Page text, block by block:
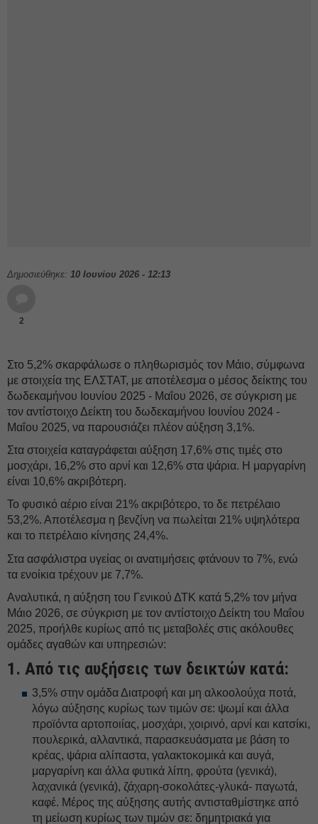
Δημοσιεύθηκε: 10 Ιουνίου 2026 - 12:13
2
Στο 5,2% σκαρφάλωσε ο πληθωρισμός τον Μάιο, σύμφωνα
με στοιχεία της ΕΛΣΤΑΤ, με αποτέλεσμα ο μέσος δείκτης του
δωδεκαμήνου Ιουνίου 2025 - Μαΐου 2026, σε σύγκριση με
τον αντίστοιχο Δείκτη του δωδεκαμήνου Ιουνίου 2024 -
Μαΐου 2025, να παρουσιάζει πλέον αύξηση 3,1%.
Στα στοιχεία καταγράφεται αύξηση 17,6% στις τιμές στο
μοσχάρι, 16,2% στο αρνί και 12,6% στα ψάρια. Η μαργαρίνη
είναι 10,6% ακριβότερη.
Το φυσικό αέριο είναι 21% ακριβότερο, το δε πετρέλαιο
53,2%. Αποτέλεσμα η βενζίνη να πωλείται 21% υψηλότερα
και το πετρέλαιο κίνησης 24,4%.
Στα ασφάλιστρα υγείας οι ανατιμήσεις φτάνουν το 7%, ενώ
τα ενοίκια τρέχουν με 7,7%.
Αναλυτικά, η αύξηση του Γενικού ΔΤΚ κατά 5,2% τον μήνα
Μάιο 2026, σε σύγκριση με τον αντίστοιχο Δείκτη του Μαΐου
2025, προήλθε κυρίως από τις μεταβολές στις ακόλουθες
ομάδες αγαθών και υπηρεσιών:
1. Από τις αυξήσεις των δεικτών κατά:
3,5% στην ομάδα Διατροφή και μη αλκοολούχα ποτά,
λόγω αύξησης κυρίως των τιμών σε: ψωμί και άλλα
προϊόντα αρτοποιίας, μοσχάρι, χοιρινό, αρνί και κατσίκι,
πουλερικά, αλλαντικά, παρασκευάσματα με βάση το
κρέας, ψάρια αλίπαστα, γαλακτοκομικά και αυγά,
μαργαρίνη και άλλα φυτικά λίπη, φρούτα (γενικά),
λαχανικά (γενικά), ζάχαρη-σοκολάτες-γλυκά- παγωτά,
καφέ. Μέρος της αύξησης αυτής αντισταθμίστηκε από
τη μείωση κυρίως των τιμών σε: δημητριακά για